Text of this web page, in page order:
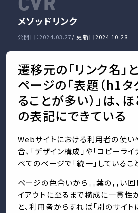
メソッドリンク
公開日：2024.03.27/ 更新日2024.10.28
遷移元の「リンク名」
ページの「表題（h1
ることが多い）」は、
の表記にできている
Webサイトにおける利用者の使い
合、「デザイン構成」や「コピーラ
べてのページで「統一」しているこ
ページの色合いから言葉の言い回
イアウトに至るまで構成に一貫性が
と、利用者からすれば「別のサイ